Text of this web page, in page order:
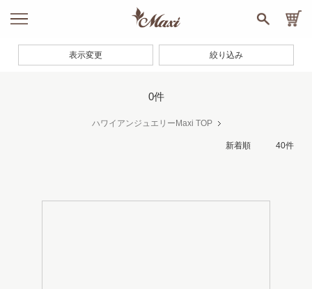
0件
ハワイアンジュエリーMaxi TOP
表示変更 絞り込み